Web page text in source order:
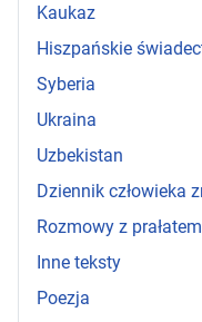
Kaukaz
Hiszpańskie
Syberia
Ukraina
Uzbekistan
Dziennik człowieka
Rozmowy z prałatem
Inne teksty
Poezja